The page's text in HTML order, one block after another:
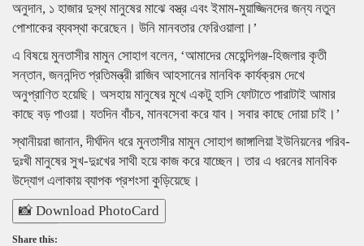
অনুদান, ১ হাজার দুস্থ মানুষের মাঝে বস্ত্র এবং ইমাম-মুয়াজ্জিনদের জন্য নতুন
পোশাকের ব্যবস্থা করেছেন। উনি মানবতার ফেরিওয়ালা।’
এ বিষয়ে মুনতাসীর মামুন সোহাগ বলেন, ‘আমাদের মেহেন্দিগঞ্জ-হিজলার কৃতী
সন্তান, জননন্দিত প্রতিমন্ত্রী রাজিব আহসানের মানবিক কার্যক্রম দেখে
অনুপ্রাণিত হয়েছি। অসহায় মানুষের মুখে একটু হাসি ফোটাতে পারাটাই আমার
কাছে বড় পাওয়া। যতদিন বাঁচব, মানবসেবা করে যাব। সবার কাছে দোয়া চাই।’
স্থানীয়রা জানান, দীর্ঘদিন ধরে মুনতাসীর মামুন সোহাগ জাঙ্গালিয়া ইউনিয়নের গরিব-
দুঃখী মানুষের সুখ-দুঃখের সাথী হয়ে কাজ করে যাচ্ছেন। তার এ ধরনের মানবিক
উদ্যোগ এলাকায় ব্যাপক প্রশংসা কুড়িয়েছে।
📸 Download PhotoCard
Share this: